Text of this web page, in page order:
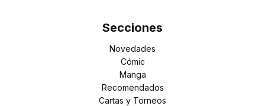
Secciones
Novedades
Cómic
Manga
Recomendados
Cartas y Torneos